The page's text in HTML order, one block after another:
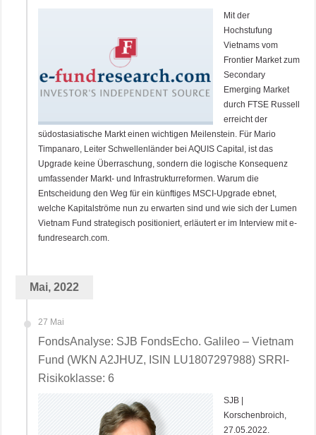
Mit der
Hochstufung
Vietnams vom
Frontier Market zum
Secondary
Emerging Market
durch FTSE Russell
erreicht der
südostasiatische Markt einen wichtigen Meilenstein. Für Mario
Timpanaro, Leiter Schwellenländer bei AQUIS Capital, ist das
Upgrade keine Überraschung, sondern die logische Konsequenz
umfassender Markt- und Infrastrukturreformen. Warum die
Entscheidung den Weg für ein künftiges MSCI-Upgrade ebnet,
welche Kapitalströme nun zu erwarten sind und wie sich der Lumen
Vietnam Fund strategisch positioniert, erläutert er im Interview mit e-
fundresearch.com.
Mai, 2022
27 Mai
FondsAnalyse: SJB FondsEcho. Galileo – Vietnam
Fund (WKN A2JHUZ, ISIN LU1807297988) SRRI-
Risikoklasse: 6
SJB |
Korschenbroich,
27.05.2022.